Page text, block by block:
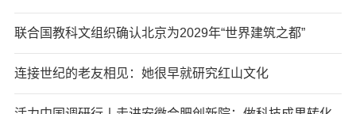
联合国教科文组织确认北京为2029年“世界建筑之都”
连接世纪的老友相见：她很早就研究红山文化